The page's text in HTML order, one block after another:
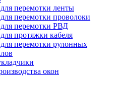
перемотки ленты
перемотки проволоки
перемотки РВД
протяжки кабеля
перемотки рулонных
окон